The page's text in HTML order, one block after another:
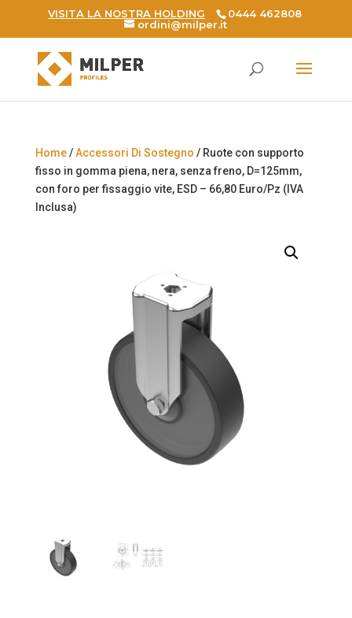
VISITA LA NOSTRA HOLDING
0444 462808
ordini@milper.it
Products
search
Home/Accessori Di Sostegno / Ruote con supporto
fisso in gomma piena, nera, senza freno, D=125mm,
con foro per fissaggio vite, ESD – 66,80 Euro/Pz (IVA
Inclusa)